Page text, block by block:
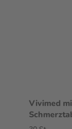
Vivimed
Tabletten